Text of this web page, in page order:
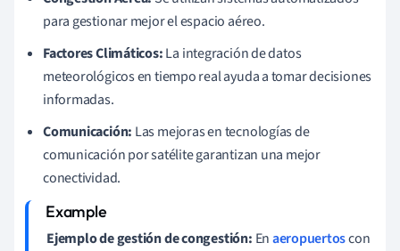
para gestionar mejor el espacio aéreo.
Factores Climáticos:La integración de datos
meteorológicos en tiempo real ayuda a tomar decisiones
informadas.
Comunicación: Las mejoras en tecnologías de
comunicación por satélite garantizan una mejor
conectividad.
Ejemplo de gestión de congestión: Enaeropuertoscon